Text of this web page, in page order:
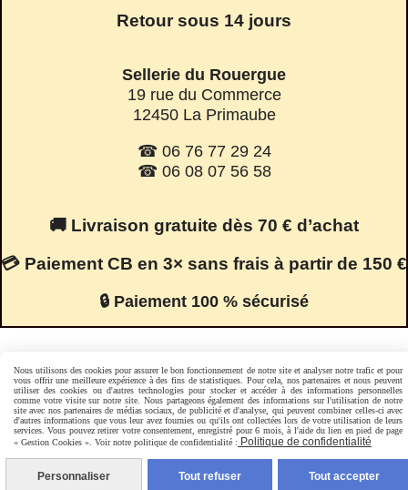
Retour sous 14 jours
Sellerie du Rouergue
19 rue du Commerce
12450 La Primaube
☎ 06 76 77 29 24
☎ 06 08 07 56 58
🚚 Livraison gratuite dès 70 € d’achat
💳 Paiement CB en 3× sans frais à partir de 150 €
🔒 Paiement 100 % sécurisé
Facebook est désactivé. Autoriser
Mentions Légales
Conditions générales de vente
Politique de confidentialité
Gestion cookies Mon Compte
Nous utilisons des cookies pour assurer le bon fonctionnement de notre site et analyser notre trafic et pour
vous offrir une meilleure expérience à des fins de statistiques. Pour cela, nos partenaires et nous peuvent
utiliser des cookies ou d'autres technologies pour stocker et accéder à des informations personnelles
comme votre visite sur notre site. Nous partageons également des informations sur l'utilisation de notre
site avec nos partenaires de médias sociaux, de publicité et d'analyse, qui peuvent combiner celles-ci avec
d'autres informations que vous leur avez fournies ou qu'ils ont collectées lors de votre utilisation de leurs
services. Vous pouvez retirer votre consentement, enregistré pour 6 mois, à l'aide du lien en pied de page
« Gestion Cookies ». Voir notre politique de confidentialité : Politique de confidentialité
Personnaliser Tout refuser Tout accepter